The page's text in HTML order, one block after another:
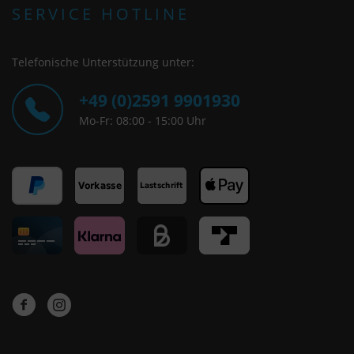
SERVICE HOTLINE
Telefonische Unterstützung unter:
+49 (0)2591 9901930
Mo-Fr: 08:00 - 15:00 Uhr